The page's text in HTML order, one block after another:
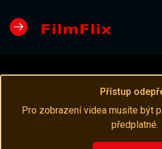
Přístup
Pro zobrazení videa musíte být
předplatné.